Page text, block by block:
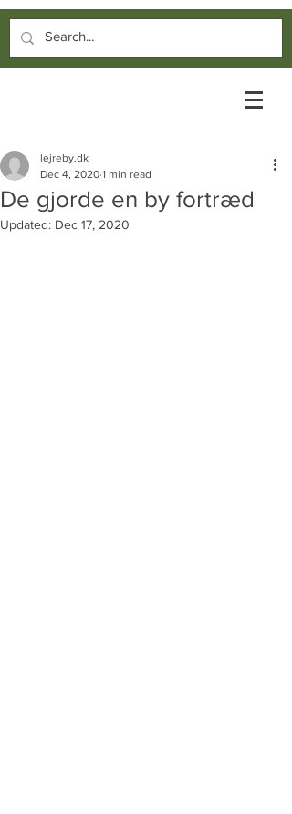
De gjorde en by fortræd
lejreby.dk
Dec 4, 2020 1 min read
Updated: Dec 17, 2020